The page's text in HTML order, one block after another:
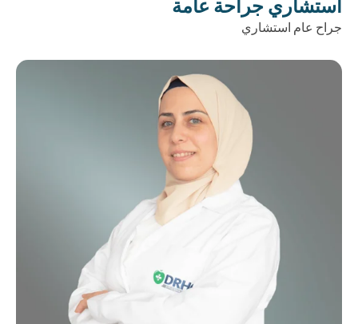
استشاري جراحة عامة
جراح عام استشاري